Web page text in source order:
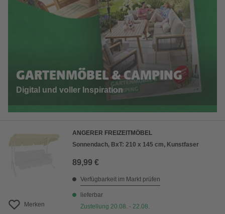
GARTENMÖBEL & CAMPING
Digital und voller Inspiration
Merken
ANGERER FREIZEITMÖBEL
Sonnendach, BxT: 210 x 145 cm, Kunstfaser
89,99 €
Verfügbarkeit im Markt prüfen
lieferbar
Zustellung 20.08. - 22.08.